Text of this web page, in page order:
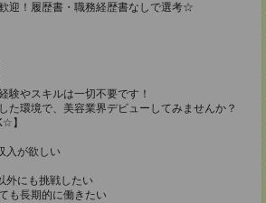
迎！履歴書・職務経歴書なしで選考☆
験やスキルは一切不要です！
た環境で、美容業界デビューしてみませんか？
】
入が欲しい
外にも挑戦したい
も長期的に働きたい